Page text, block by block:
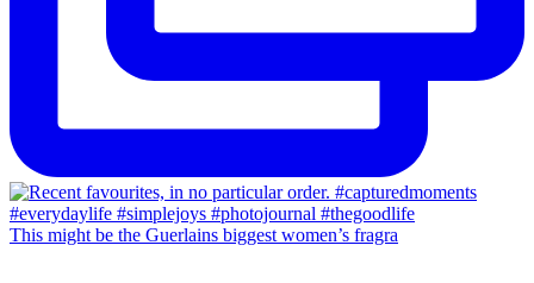
This might be the Guerlains biggest women’s fragra